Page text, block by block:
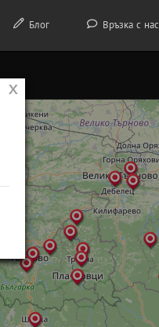
Блог Връзка с нас